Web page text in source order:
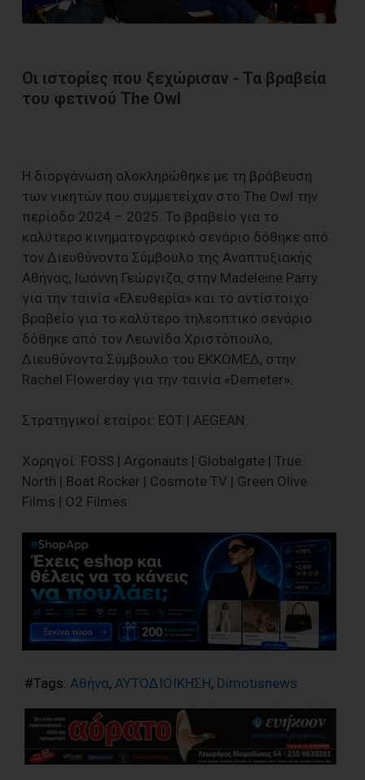
Οι ιστορίες που ξεχώρισαν - Τα βραβεία
του φετινού The Owl
Η διοργάνωση ολοκληρώθηκε με τη βράβευση
των νικητών που συμμετείχαν στο The Owl την
περίοδο 2024 – 2025. Το βραβείο για το
καλύτερο κινηματογραφικό σενάριο δόθηκε από
τον Διευθύνοντα Σύμβουλο της Αναπτυξιακής
Αθήνας, Ιωάννη Γεώργιζα, στην Madeleine Parry
για την ταινία «Ελευθερία» και το αντίστοιχο
βραβείο για το καλύτερο τηλεοπτικό σενάριο
δόθηκε από τον Λεωνίδα Χριστόπουλο,
Διευθύνοντα Σύμβουλο του ΕΚΚΟΜΕΔ, στην
Rachel Flowerday για την ταινία «Demeter».
Στρατηγικοί εταίροι: ΕΟΤ | AEGEAN
Χορηγοί: FOSS | Argonauts | Globalgate | True
North | Boat Rocker | Cosmote TV | Green Olive
Films | O2 Filmes
#Tags: Αθήνα, ΑΥΤΟΔΙΟΙΚΗΣΗ, Dimotisnews